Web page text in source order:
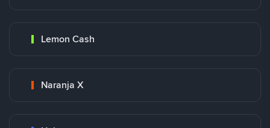
Lemon Cash
Naranja X